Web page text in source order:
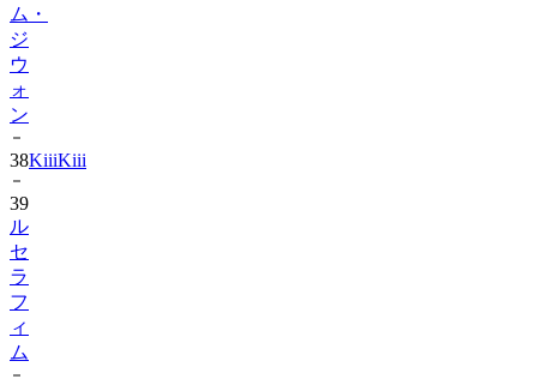
ム・
ジ
ウ
ォ
ン
38KiiiKiii
39
ル
セ
ラ
フ
ィ
ム